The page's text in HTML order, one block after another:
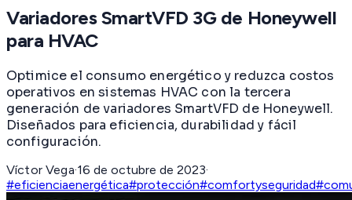
Variadores SmartVFD 3G de Honeywell
para HVAC
Optimice el consumo energético y reduzca costos
operativos en sistemas HVAC con la tercera
generación de variadores SmartVFD de Honeywell.
Diseñados para eficiencia, durabilidad y fácil
configuración.
Víctor Vega·16 de octubre de 2023·
#eficienciaenergética#protección#comfortyseguridad